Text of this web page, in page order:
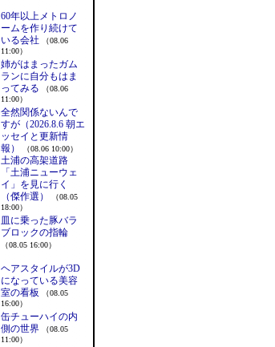
60年以上メトロノ
ームを作り続けて
いる会社
（08.06
11:00）
姉がはまったガム
ランに自分もはま
ってみる
（08.06
11:00）
全然関係ないんで
すが（2026.8.6 朝エ
ッセイと更新情
報）
（08.06 10:00）
土浦の高架道路
「土浦ニューウェ
イ」を見に行く
（傑作選）
（08.05
18:00）
皿に乗った豚バラ
ブロックの指輪
（08.05 16:00）
ヘアスタイルが3D
になっている美容
室の看板
（08.05
16:00）
缶チューハイの内
側の世界
（08.05
11:00）